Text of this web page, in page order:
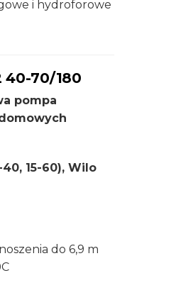
i hydroforowe
40-70/180
pompa
15-60), Wilo
do 6,9 m